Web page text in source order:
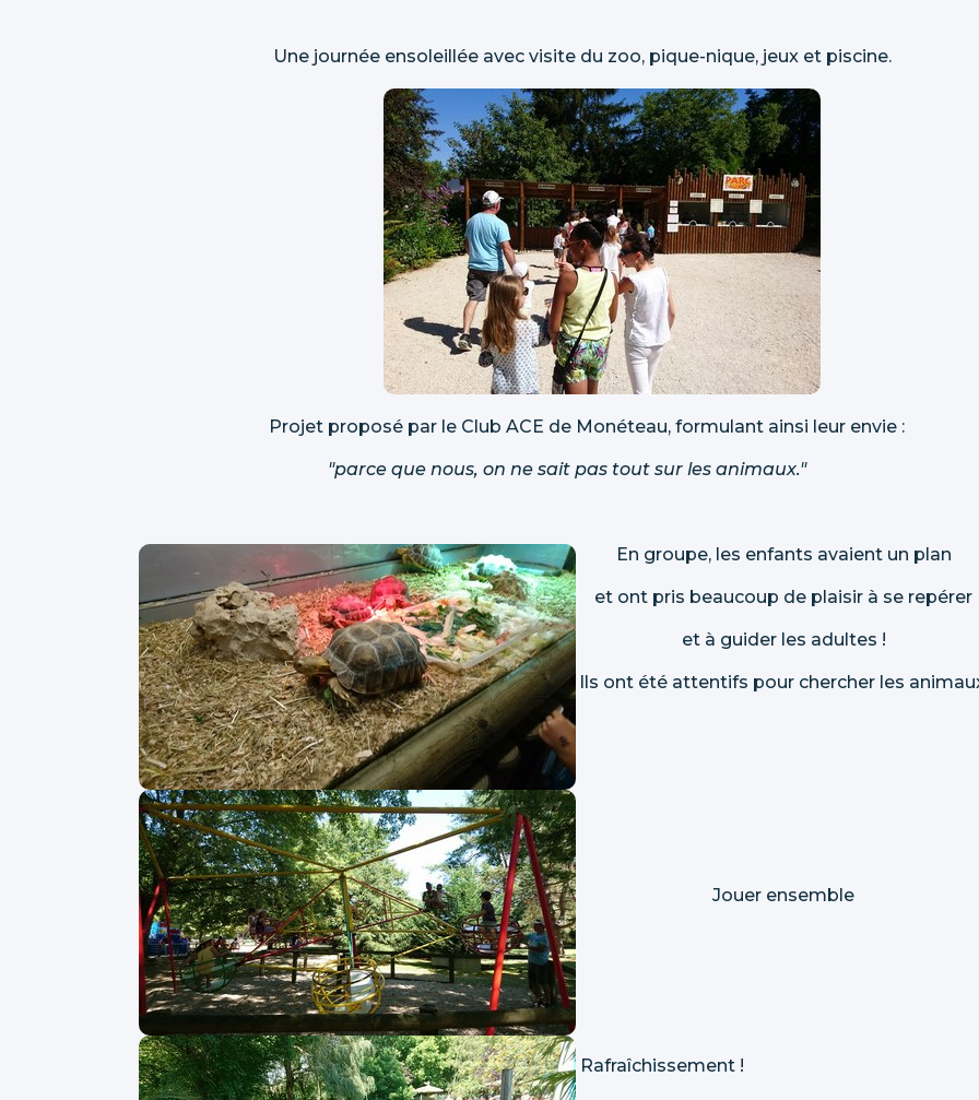
Une journée ensoleillée avec visite du zoo, pique-nique, jeux et piscine.
Projet proposé par le Club ACE de Monéteau, formulant ainsi leur envie :
"parce que nous, on ne sait pas tout sur les animaux."
En groupe, les enfants avaient un plan
et ont pris beaucoup de plaisir à se repérer
et à guider les adultes !
Ils ont été attentifs pour chercher les
Jouer ensemble
Rafraîchissement !